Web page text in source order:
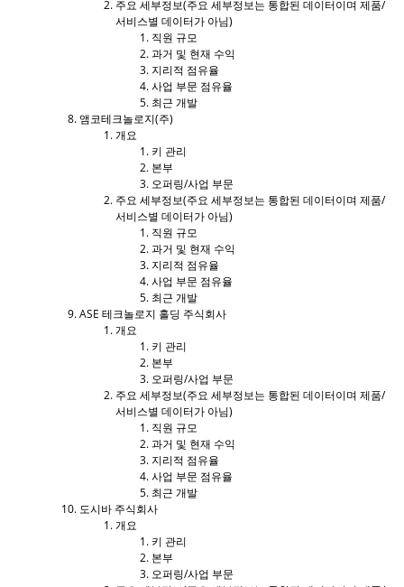
주요 세부정보(주요 세부정보는 통합된 데이터이며 제품/
서비스별 데이터가 아님)
직원 규모
과거 및 현재 수익
지리적 점유율
사업 부문 점유율
최근 개발
앰코테크놀로지(주)
개요
키 관리
본부
오퍼링/사업 부문
주요 세부정보(주요 세부정보는 통합된 데이터이며 제품/
서비스별 데이터가 아님)
직원 규모
과거 및 현재 수익
지리적 점유율
사업 부문 점유율
최근 개발
ASE 테크놀로지 홀딩 주식회사
개요
키 관리
본부
오퍼링/사업 부문
주요 세부정보(주요 세부정보는 통합된 데이터이며 제품/
서비스별 데이터가 아님)
직원 규모
과거 및 현재 수익
지리적 점유율
사업 부문 점유율
최근 개발
도시바 주식회사
개요
키 관리
본부
오퍼링/사업 부문